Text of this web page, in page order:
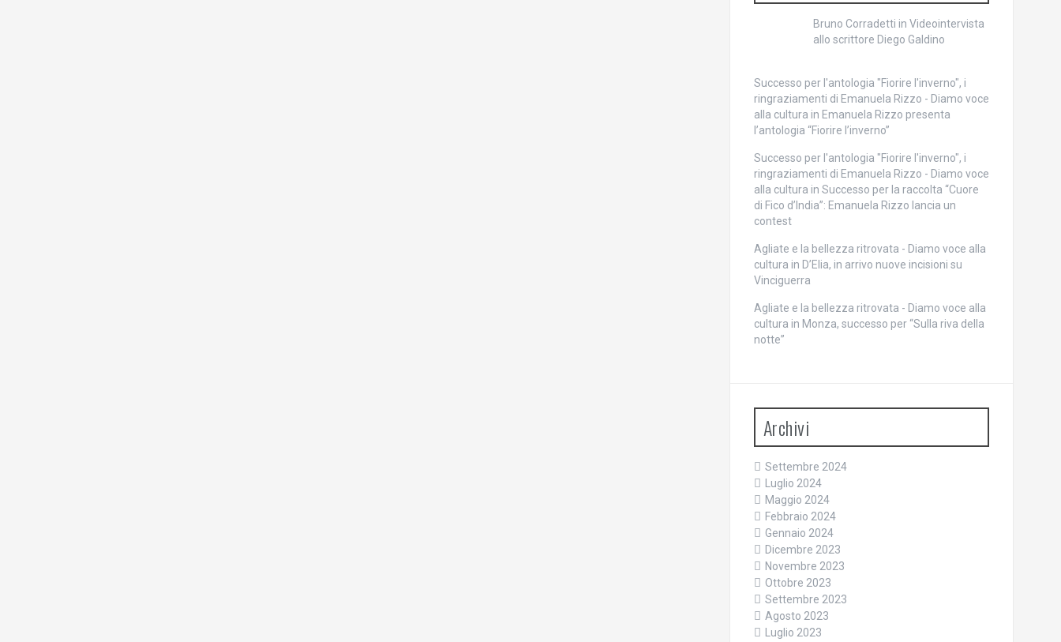
Bruno Corradetti in Videointervista
allo scrittore Diego Galdino
Successo per l'antologia "Fiorire l'inverno", i
ringraziamenti di Emanuela Rizzo - Diamo voce
alla cultura in Emanuela Rizzo presenta
l’antologia “Fiorire l’inverno”
Successo per l'antologia "Fiorire l'inverno", i
ringraziamenti di Emanuela Rizzo - Diamo voce
alla cultura in Successo per la raccolta “Cuore
di Fico d’India”: Emanuela Rizzo lancia un
contest
Agliate e la bellezza ritrovata - Diamo voce alla
cultura in D’Elia, in arrivo nuove incisioni su
Vinciguerra
Agliate e la bellezza ritrovata - Diamo voce alla
cultura in Monza, successo per “Sulla riva della
notte”
Archivi
Settembre 2024
Luglio 2024
Maggio 2024
Febbraio 2024
Gennaio 2024
Dicembre 2023
Novembre 2023
Ottobre 2023
Settembre 2023
Agosto 2023
Luglio 2023